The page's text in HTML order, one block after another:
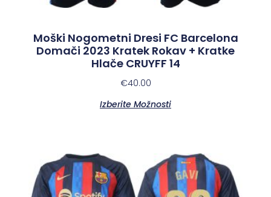
Moški Nogometni Dresi FC Barcelona
Domači 2023 Kratek Rokav + Kratke
Hlače CRUYFF 14
€40.00
Izberite Možnosti